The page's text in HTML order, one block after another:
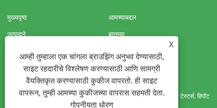
मुख्यपृष्ठ
आमच्याबद्दल
उत्पादने
बातम्या
डाउनलोड करा
चौकशी पाठवा
आमच्याशी संपर्क साधा
VR
कॉपीराइट © 2022 वेशाइन इलेक्ट्रिक मॅन्युफॅक्चरिंग कं, लिमिटेड - ट्रान्सफॉर्मर टेस्टर्स, हिपॉट
X
आम्ही तुम्हाला एक चांगला ब्राउझिंग अनुभव देण्यासाठी,
साइट रहदारीचे विश्लेषण करण्यासाठी आणि सामग्री
वैयक्तिकृत करण्यासाठी कुकीज वापरतो. ही साइट
वापरून, तुम्ही आमच्या कुकीजच्या वापरास सहमती देता.
गोपनीयता धोरण